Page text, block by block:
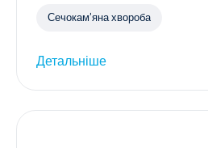
Сечокам’яна хвороба
Детальніше